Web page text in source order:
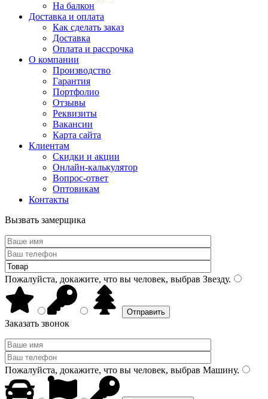
На балкон
Доставка и оплата
Как сделать заказ
Доставка
Оплата и рассрочка
О компании
Производство
Гарантия
Портфолио
Отзывы
Реквизиты
Вакансии
Карта сайта
Клиентам
Скидки и акции
Онлайн-калькулятор
Вопрос-ответ
Оптовикам
Контакты
Вызвать замерщика
Пожалуйста, докажите, что вы человек, выбрав Звезду.
Заказать звонок
Пожалуйста, докажите, что вы человек, выбрав Машину.